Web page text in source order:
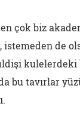
çok biz
istemeden de
bu tavırlar